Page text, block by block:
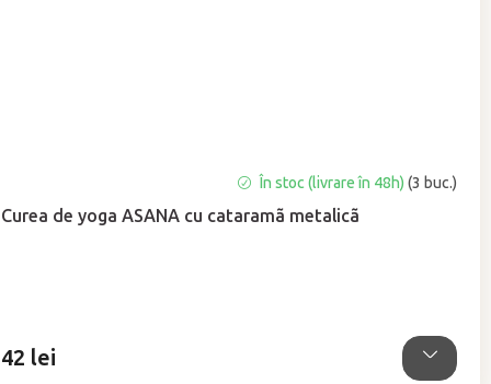
Curea de yoga ASANA cu cataramã metalicã
a
stele.
În stoc (livrare în 48h)(3 buc.)
42 lei